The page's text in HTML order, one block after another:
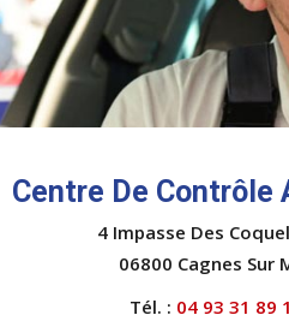
Centre De Contrôle
4 Impasse Des
06800 Cagnes Sur
Tél. : 04 93 31 89